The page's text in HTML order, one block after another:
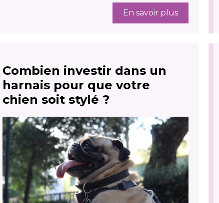
En savoir plus
Combien investir dans un
harnais pour que votre
chien soit stylé ?